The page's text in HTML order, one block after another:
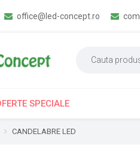
office@led-concept.ro
SPECIALE
CANDELABRE LED